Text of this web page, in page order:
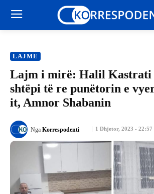
LAJME
Lajm i mirë: Halil Kastrati
shtëpi të re punëtorin e
it, Amnor Shabanin
1 Dhjetor, 2023 - 22:57
Nga Korrespodenti